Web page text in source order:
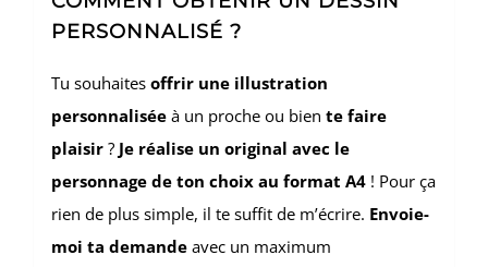
PERSONNALISÉ ?
Tu souhaites offrir une illustration
personnaliséeà un proche ou bien te faire
plaisir? Je réalise un original avec le
personnage de ton choix au format A4! Pour ça
rien de plus simple, il te suffit de m’écrire. Envoie-
moi ta demandeavec un maximum